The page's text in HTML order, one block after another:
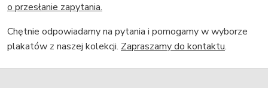
o przesłanie zapytania.
Chętnie odpowiadamy na pytania i pomogamy w wyborze
plakatów z naszej kolekcji. Zapraszamy do kontaktu.